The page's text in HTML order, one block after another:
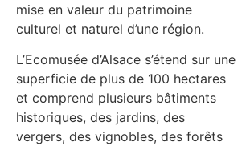
mise en valeur du patrimoine
culturel et naturel d’une région.
L’Ecomusée d’Alsace s’étend sur une
superficie de plus de 100 hectares
et comprend plusieurs bâtiments
historiques, des jardins, des
vergers, des vignobles, des forêts